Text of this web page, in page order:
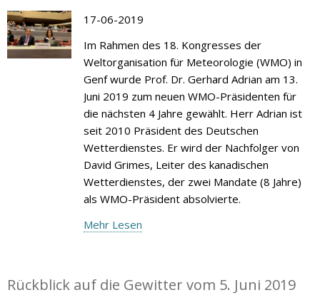
17-06-2019
Im Rahmen des 18. Kongresses der
Weltorganisation für Meteorologie (WMO) in
Genf wurde Prof. Dr. Gerhard Adrian am 13.
Juni 2019 zum neuen WMO-Präsidenten für
die nächsten 4 Jahre gewählt. Herr Adrian ist
seit 2010 Präsident des Deutschen
Wetterdienstes. Er wird der Nachfolger von
David Grimes, Leiter des kanadischen
Wetterdienstes, der zwei Mandate (8 Jahre)
als WMO-Präsident absolvierte.
Mehr Lesen
Rückblick auf die Gewitter vom 5. Juni 2019